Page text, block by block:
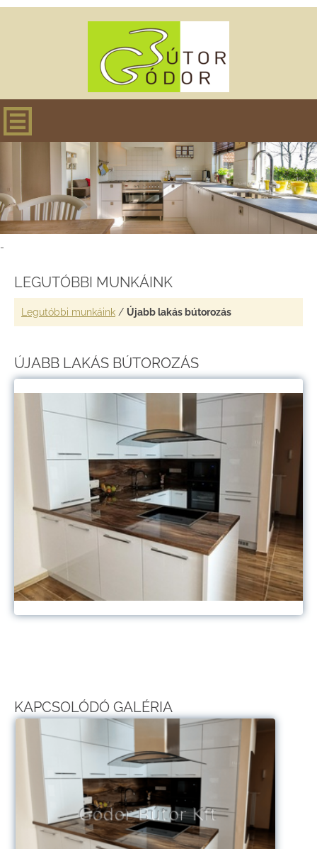
-
LEGUTÓBBI MUNKÁINK
Legutóbbi munkáink / Újabb lakás bútorozás
ÚJABB LAKÁS BÚTOROZÁS
KAPCSOLÓDÓ GALÉRIA